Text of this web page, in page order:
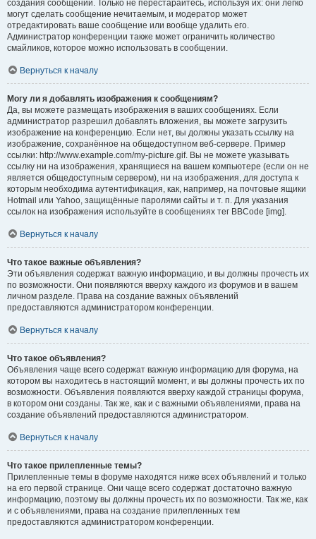
создания сообщений. Только не перестарайтесь, используя их: они легко
могут сделать сообщение нечитаемым, и модератор может
отредактировать ваше сообщение или вообще удалить его.
Администратор конференции также может ограничить количество
смайликов, которое можно использовать в сообщении.
Вернуться к началу
Могу ли я добавлять изображения к сообщениям?
Да, вы можете размещать изображения в ваших сообщениях. Если
администратор разрешил добавлять вложения, вы можете загрузить
изображение на конференцию. Если нет, вы должны указать ссылку на
изображение, сохранённое на общедоступном веб-сервере. Пример
ссылки: http://www.example.com/my-picture.gif. Вы не можете указывать
ссылку ни на изображения, хранящиеся на вашем компьютере (если он не
является общедоступным сервером), ни на изображения, для доступа к
которым необходима аутентификация, как, например, на почтовые ящики
Hotmail или Yahoo, защищённые паролями сайты и т. п. Для указания
ссылок на изображения используйте в сообщениях тег BBCode [img].
Вернуться к началу
Что такое важные объявления?
Эти объявления содержат важную информацию, и вы должны прочесть их
по возможности. Они появляются вверху каждого из форумов и в вашем
личном разделе. Права на создание важных объявлений
предоставляются администратором конференции.
Вернуться к началу
Что такое объявления?
Объявления чаще всего содержат важную информацию для форума, на
котором вы находитесь в настоящий момент, и вы должны прочесть их по
возможности. Объявления появляются вверху каждой страницы форума,
в котором они созданы. Так же, как и с важными объявлениями, права на
создание объявлений предоставляются администратором.
Вернуться к началу
Что такое прилепленные темы?
Прилепленные темы в форуме находятся ниже всех объявлений и только
на его первой странице. Они чаще всего содержат достаточно важную
информацию, поэтому вы должны прочесть их по возможности. Так же, как
и с объявлениями, права на создание прилепленных тем
предоставляются администратором конференции.